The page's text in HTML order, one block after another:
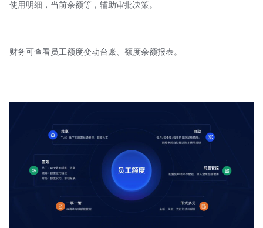
使用明细，当前余额等，辅助审批决策。
财务可查看员工额度变动台账、额度余额报表。